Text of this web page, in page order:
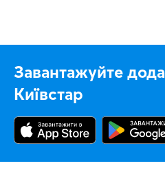
Завантажуйте
Київстар